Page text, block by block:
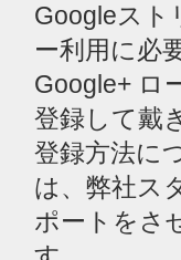
Googleスト
ー利用に必
Google+ ロ
登録して戴
登録方法に
は、弊社ス
ポートをさ